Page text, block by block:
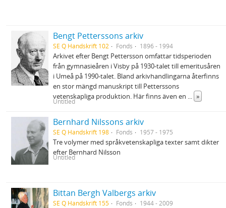
Bengt Petterssons arkiv
SE Q Handskrift 102 Fonds 1896 - 1994
Arkivet efter Bengt Pettersson omfattar tidsperioden
från gymnasieåren i Visby på 1930-talet till emeritusåren
i Umeå på 1990-talet. Bland arkivhandlingarna återfinns
en stor mängd manuskript till Petterssons
vetenskapliga produktion. Här finns även en ... »
Untitled
Bernhard Nilssons arkiv
SE Q Handskrift 198 Fonds 1957 - 1975
Tre volymer med språkvetenskapliga texter samt dikter
efter Bernhard Nilsson
Untitled
Bittan Bergh Valbergs arkiv
SE Q Handskrift 155 Fonds 1944 - 2009